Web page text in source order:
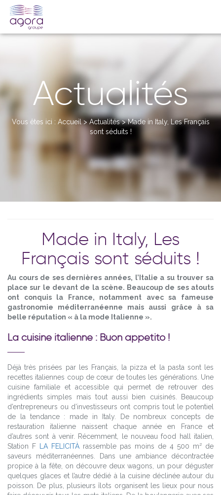
Actualités
Vous êtes ici : Accueil> Actualités>Made in Italy, Les Français
sont séduits !
Made in Italy, Les
Français sont séduits !
Au cours de ses dernières années, l’Italie a su trouver sa
place sur le devant de la scène. Beaucoup de ses atouts
ont conquis la France, notamment avec sa fameuse
gastronomie méditerranéenne mais aussi grâce à sa
belle réputation « à la mode Italienne ».
La cuisine italienne : Buon appetito !
Déjà très prisées par les Français, la pizza et la pasta sont les
recettes italiennes coup de cœur de toutes les générations. Une
cuisine familiale et accessible qui permet de retrouver des
ingrédients simples mais tout aussi bien cuisinés. Beaucoup
d’entrepreneurs ou d’investisseurs ont compris tout le potentiel
de la tendance : made in Italy. De nombreux concepts de
restauration italienne naissent chaque année en France et
d’autres sont à venir. Récemment, le nouveau food hall italien,
Station F
LA FELICITÀ rassemble pas moins de 4 500 m² de
saveurs méditerranéennes. Dans une ambiance décontractée
propice à la fête, on découvre deux wagons, un pour déguster
quelques glaces et l’autre dédié à la cuisine déclinée autour du
poisson. De plus, plusieurs îlots organisent les lieux pour nous